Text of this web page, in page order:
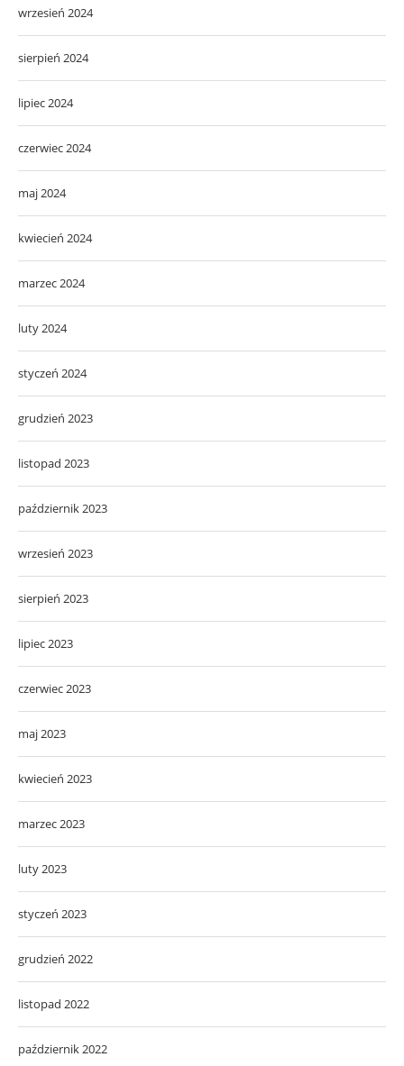
wrzesień 2024
sierpień 2024
lipiec 2024
czerwiec 2024
maj 2024
kwiecień 2024
marzec 2024
luty 2024
styczeń 2024
grudzień 2023
listopad 2023
październik 2023
wrzesień 2023
sierpień 2023
lipiec 2023
czerwiec 2023
maj 2023
kwiecień 2023
marzec 2023
luty 2023
styczeń 2023
grudzień 2022
listopad 2022
październik 2022